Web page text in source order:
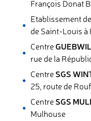
François Donat
Etablissement de
de Saint-Louis à
Centre
rue de la
Centre SGS
25, route de
Centre SGS
Mulhouse